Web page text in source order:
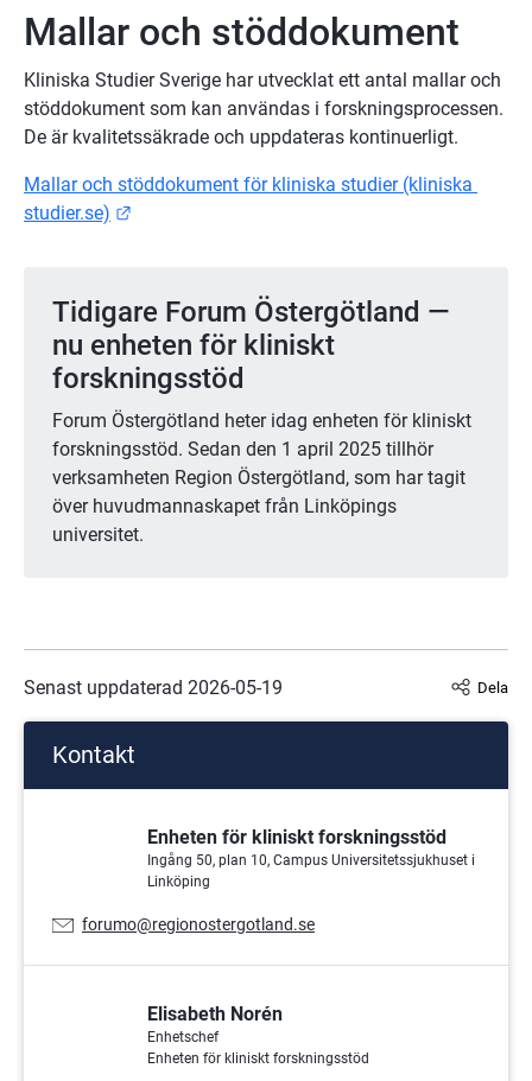
Mallar och stöddokument
Kliniska Studier Sverige har utvecklat ett antal mallar och
stöddokument som kan användas i forskningsprocessen.
De är kvalitetssäkrade och uppdateras kontinuerligt.
Mallar och stöddokument för kliniska studier (kliniska
studier.se)
Tidigare Forum Östergötland —
nu enheten för kliniskt
forskningsstöd
Forum Östergötland heter idag enheten för kliniskt
forskningsstöd. Sedan den 1 april 2025 tillhör
verksamheten Region Östergötland, som har tagit
över huvudmannaskapet från Linköpings
universitet.
Senast uppdaterad 2026-05-19 Dela
Kontakt
Enheten för kliniskt forskningsstöd
Ingång 50, plan 10, Campus Universitetssjukhuset i
Linköping
E-
forumo@regionostergotland.se
Elisabeth Norén
Enhetschef
Enheten för kliniskt forskningsstöd